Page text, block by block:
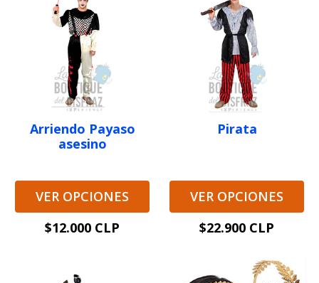
Arriendo Payaso
asesino
VER OPCIONES
$12.000 CLP
Pirata
VER OPCIONES
$22.900 CLP